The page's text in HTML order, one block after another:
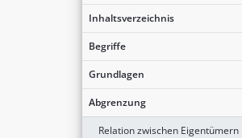
Inhaltsverzeichnis
Begriffe
Grundlagen
Abgrenzung
Relation zwischen Eigentümern